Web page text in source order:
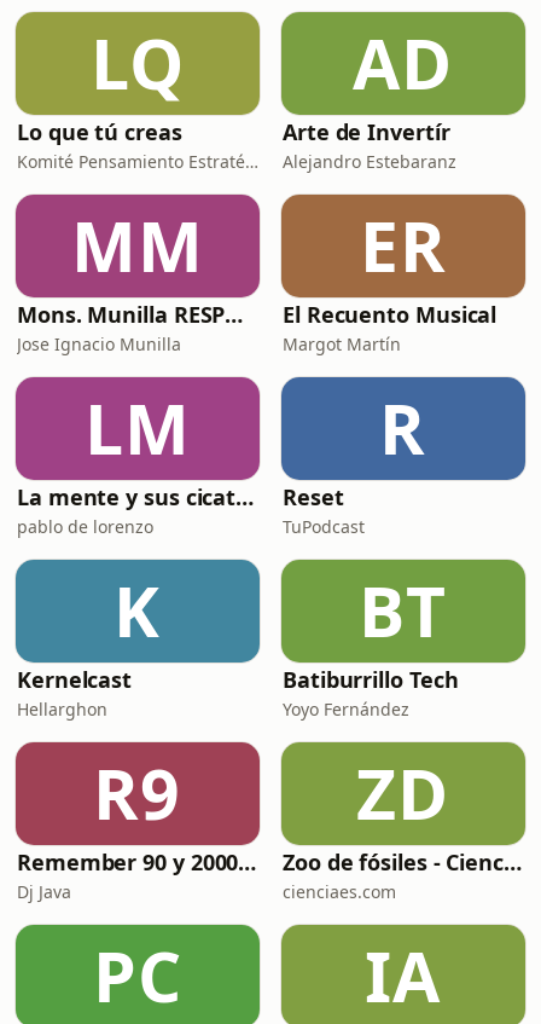
sino una herramienta estratégica
para ganar dinero, vender mejor y
trabajar con un
LQ
Lo que tú creas
Komité Pensamiento Estratégico
AD
Arte de Invertír
Alejandro Estebaranz
MM
Mons. Munilla RESPONDE
Jose Ignacio Munilla
ER
El Recuento Musical
Margot Martín
LM
La mente y sus cicatrices
pablo de lorenzo
R
Reset
TuPodcast
K
Kernelcast
Hellarghon
BT
Batiburrillo Tech
Yoyo Fernández
R9
Remember 90 y 2000 en PLAY WITH ME by Dj Java
Dj Java
ZD
Zoo de fósiles - Cienciaes.com
cienciaes.com
PC IA